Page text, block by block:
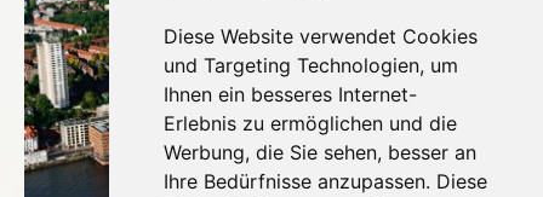
Diese Website verwendet Cookies
und Targeting Technologien, um
Ihnen ein besseres Internet-
Erlebnis zu ermöglichen und die
Werbung, die Sie sehen, besser an
Ihre Bedürfnisse anzupassen. Diese